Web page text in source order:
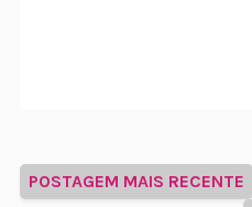
POSTAGEM MAIS RECENTE